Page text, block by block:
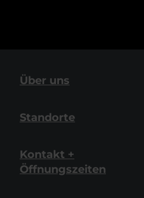
Über uns
Standorte
Kontakt +
Öffnungszeiten